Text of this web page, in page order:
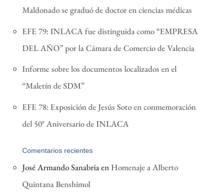
Maldonado se graduó de doctor en ciencias médicas
EFE 79: INLACA fue distinguida como “EMPRESA
DEL AÑO” por la Cámara de Comercio de Valencia
Informe sobre los documentos localizados en el
“Maletín de SDM”
EFE 78: Exposición de Jesús Soto en conmemoración
del 50° Aniversario de INLACA
Comentarios recientes
José Armando SanabriaenHomenaje a Alberto
Quintana Benshimol